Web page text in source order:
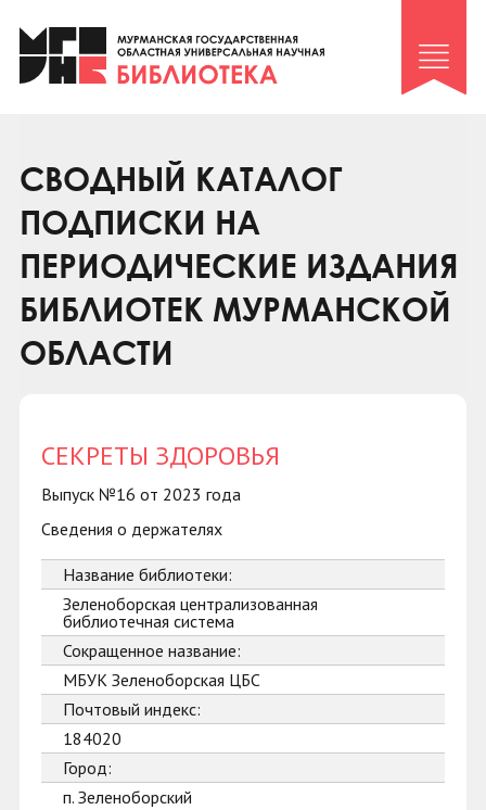
Клуб «Гиря и сельдерей»
Клуб «Семейный архив»
Коллегам
Контакты
СВОДНЫЙ КАТАЛОГ
ПОДПИСКИ НА
ПЕРИОДИЧЕСКИЕ ИЗДАНИЯ
БИБЛИОТЕК МУРМАНСКОЙ
ОБЛАСТИ
СЕКРЕТЫ ЗДОРОВЬЯ
Выпуск №16 от 2023 года
Сведения о держателях
Название библиотеки:
Зеленоборская централизованная
библиотечная система
Сокращенное название:
МБУК Зеленоборская ЦБС
Почтовый индекс:
184020
Город:
п. Зеленоборский